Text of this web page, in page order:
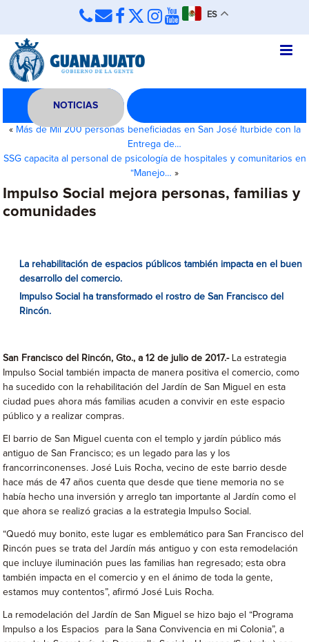
ES
NOTICIAS
« Más de Mil 200 personas beneficiadas en San José Iturbide con la
Entrega de…
SSG capacita al personal de psicología de hospitales y comunitarios en
“Manejo… »
Impulso Social mejora personas, familias y
comunidades
La rehabilitación de espacios públicos también impacta en el buen
desarrollo del comercio.
Impulso Social ha transformado el rostro de San Francisco del
Rincón.
San Francisco del Rincón, Gto., a 12 de julio de 2017.- La estrategia
Impulso Social también impacta de manera positiva el comercio, como
ha sucedido con la rehabilitación del Jardín de San Miguel en esta
ciudad pues ahora más familias acuden a convivir en este espacio
público y a realizar compras.
El barrio de San Miguel cuenta con el templo y jardín público más
antiguo de San Francisco; es un legado para las y los
francorrinconenses. José Luis Rocha, vecino de este barrio desde
hace más de 47 años cuenta que desde que tiene memoria no se
había hecho una inversión y arreglo tan importante al Jardín como el
que ahora se realizó gracias a la estrategia Impulso Social.
“Quedó muy bonito, este lugar es emblemático para San Francisco del
Rincón pues se trata del Jardín más antiguo y con esta remodelación
que incluye iluminación pues las familias han regresado; esta obra
también impacta en el comercio y en el ánimo de toda la gente,
estamos muy contentos”, afirmó José Luis Rocha.
La remodelación del Jardín de San Miguel se hizo bajo el “Programa
Impulso a los Espacios para la Sana Convivencia en mi Colonia”, a